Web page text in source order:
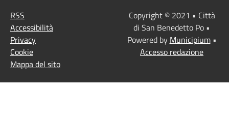
RSS
Accessibilità
Privacy
Cookie
Mappa del sito
Copyright © 2021 • Città
di San Benedetto Po •
Powered by Municipium•
Accesso redazione